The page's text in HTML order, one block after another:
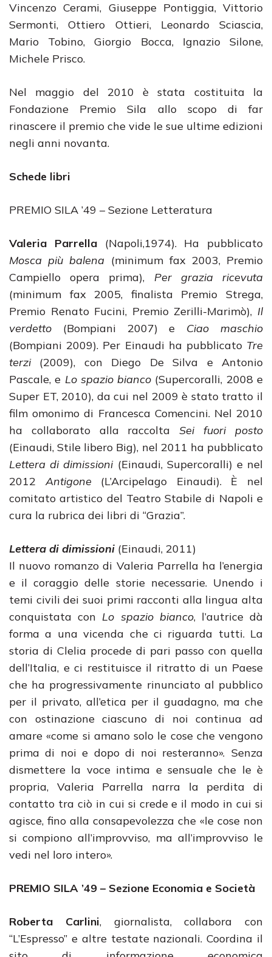
Vincenzo Cerami, Giuseppe Pontiggia, Vittorio
Sermonti, Ottiero Ottieri, Leonardo Sciascia,
Mario Tobino, Giorgio Bocca, Ignazio Silone,
Michele Prisco.
Nel maggio del 2010 è stata costituita la
Fondazione Premio Sila allo scopo di far
rinascere il premio che vide le sue ultime edizioni
negli anni novanta.
Schede libri
PREMIO SILA ’49 – Sezione Letteratura
Valeria Parrella(Napoli,1974). Ha pubblicato
Mosca più balena (minimum fax 2003, Premio
Campiello opera prima), Per grazia ricevuta
(minimum fax 2005, finalista Premio Strega,
Premio Renato Fucini, Premio Zerilli-Marimò), Il
verdetto (Bompiani 2007) e Ciao maschio
(Bompiani 2009). Per Einaudi ha pubblicato Tre
terzi(2009), con Diego De Silva e Antonio
Pascale, e Lo spazio bianco (Supercoralli, 2008 e
Super ET, 2010), da cui nel 2009 è stato tratto il
film omonimo di Francesca Comencini. Nel 2010
ha collaborato alla raccoltaSei fuori posto
(Einaudi, Stile libero Big), nel 2011 ha pubblicato
Lettera di dimissioni(Einaudi, Supercoralli) e nel
2012Antigone (L’Arcipelago Einaudi). È nel
comitato artistico del Teatro Stabile di Napoli e
cura la rubrica dei libri di “Grazia”.
Lettera di dimissioni (Einaudi, 2011)
Il nuovo romanzo di Valeria Parrella ha l’energia
e il coraggio delle storie necessarie. Unendo i
temi civili dei suoi primi racconti alla lingua alta
conquistata con Lo spazio bianco, l’autrice dà
forma a una vicenda che ci riguarda tutti. La
storia di Clelia procede di pari passo con quella
dell’Italia, e ci restituisce il ritratto di un Paese
che ha progressivamente rinunciato al pubblico
per il privato, all’etica per il guadagno, ma che
con ostinazione ciascuno di noi continua ad
amare «come si amano solo le cose che vengono
prima di noi e dopo di noi resteranno». Senza
dismettere la voce intima e sensuale che le è
propria, Valeria Parrella narra la perdita di
contatto tra ciò in cui si crede e il modo in cui si
agisce, fino alla consapevolezza che «le cose non
si compiono all’improvviso, ma all’improvviso le
vedi nel loro intero».
PREMIO SILA ’49 – Sezione Economia e Società
Roberta Carlini, giornalista, collabora con
“L’Espresso” e altre testate nazionali. Coordina il